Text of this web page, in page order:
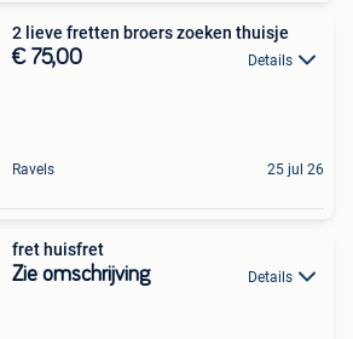
2 lieve fretten broers zoeken thuisje
€ 75,00 Details
Ravels 25 jul 26
fret huisfret
Zie omschrijving Details